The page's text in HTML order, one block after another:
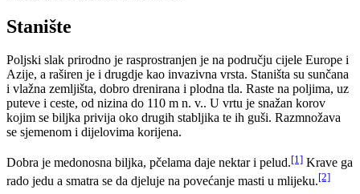
Stanište
Poljski slak prirodno je rasprostranjen je na području cijele Europe i
Azije, a raširen je i drugdje kao invazivna vrsta. Staništa su sunčana
i vlažna zemljišta, dobro drenirana i plodna tla. Raste na poljima, uz
puteve i ceste, od nizina do 110 m n. v.. U vrtu je snažan korov
kojim se biljka privija oko drugih stabljika te ih guši. Razmnožava
se sjemenom i dijelovima korijena.
Dobra je medonosna biljka, pčelama daje nektar i pelud.[1] Krave ga
rado jedu a smatra se da djeluje na povećanje masti u mlijeku.[2]